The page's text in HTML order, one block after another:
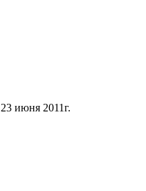
23 июня 2011г.